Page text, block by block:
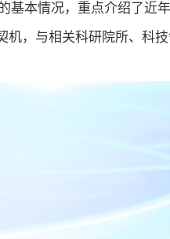
本情况，重点介绍了近
，与相关科研院所、科